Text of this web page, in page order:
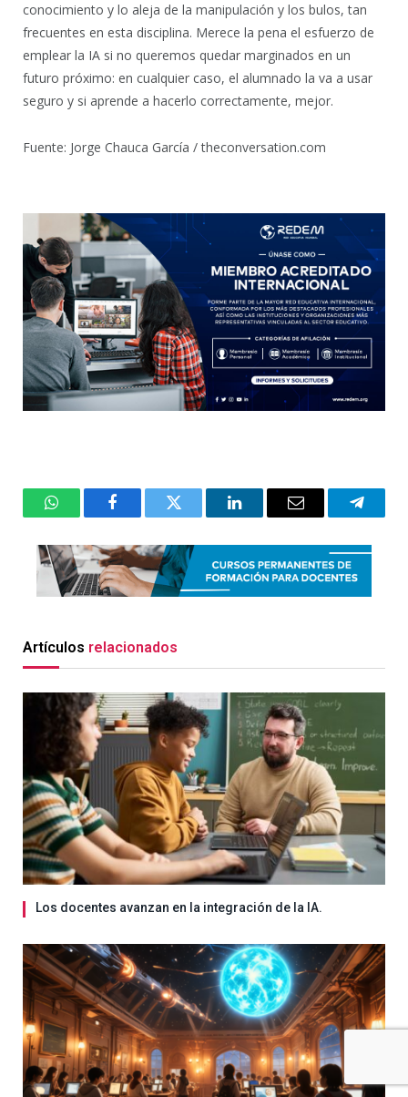
conocimiento y lo aleja de la manipulación y los bulos, tan
frecuentes en esta disciplina. Merece la pena el esfuerzo de
emplear la IA si no queremos quedar marginados en un
futuro próximo: en cualquier caso, el alumnado la va a usar
seguro y si aprende a hacerlo correctamente, mejor.
Fuente: Jorge Chauca García / theconversation.com
WhatsAppFacebookTwitter LinkedInEmail
Artículos relacionados
Los docentes avanzan en la integración de la IA.